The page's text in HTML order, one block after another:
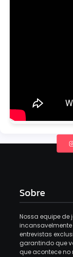
Sobre
Nossa equipe
entrevistas
garantindo que
que acontece no